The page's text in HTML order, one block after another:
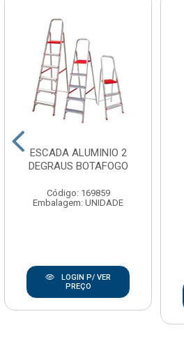
ESCADA ALUMINIO 2
DEGRAUS BOTAFOGO
Código: 169859
Embalagem: UNIDADE
LOGIN P/ VER
PREÇO